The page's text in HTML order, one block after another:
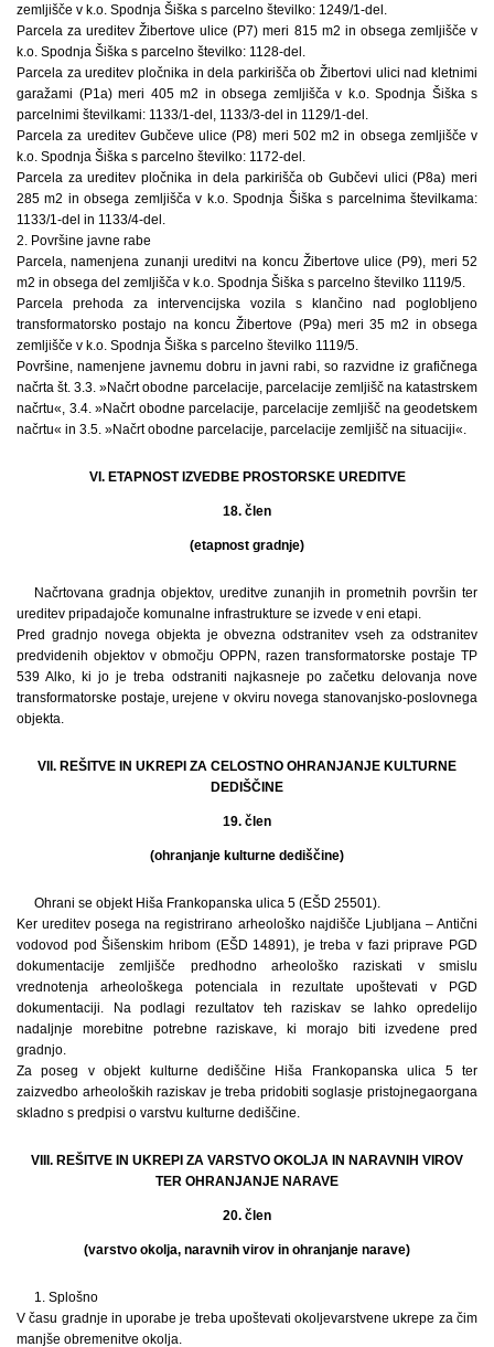
zemljišče v k.o. Spodnja Šiška s parcelno številko: 1249/1-del.
Parcela za ureditev Žibertove ulice (P7) meri 815 m2 in obsega zemljišče v
k.o. Spodnja Šiška s parcelno številko: 1128-del.
Parcela za ureditev pločnika in dela parkirišča ob Žibertovi ulici nad kletnimi
garažami (P1a) meri 405 m2 in obsega zemljišča v k.o. Spodnja Šiška s
parcelnimi številkami: 1133/1-del, 1133/3-del in 1129/1-del.
Parcela za ureditev Gubčeve ulice (P8) meri 502 m2 in obsega zemljišče v
k.o. Spodnja Šiška s parcelno številko: 1172-del.
Parcela za ureditev pločnika in dela parkirišča ob Gubčevi ulici (P8a) meri
285 m2 in obsega zemljišča v k.o. Spodnja Šiška s parcelnima številkama:
1133/1-del in 1133/4-del.
2. Površine javne rabe
Parcela, namenjena zunanji ureditvi na koncu Žibertove ulice (P9), meri 52
m2 in obsega del zemljišča v k.o. Spodnja Šiška s parcelno številko 1119/5.
Parcela prehoda za intervencijska vozila s klančino nad poglobljeno
transformatorsko postajo na koncu Žibertove (P9a) meri 35 m2 in obsega
zemljišče v k.o. Spodnja Šiška s parcelno številko 1119/5.
Površine, namenjene javnemu dobru in javni rabi, so razvidne iz grafičnega
načrta št. 3.3. »Načrt obodne parcelacije, parcelacije zemljišč na katastrskem
načrtu«, 3.4. »Načrt obodne parcelacije, parcelacije zemljišč na geodetskem
načrtu« in 3.5. »Načrt obodne parcelacije, parcelacije zemljišč na situaciji«.
VI. ETAPNOST IZVEDBE PROSTORSKE UREDITVE
18. člen
(etapnost gradnje)
Načrtovana gradnja objektov, ureditve zunanjih in prometnih površin ter
ureditev pripadajoče komunalne infrastrukture se izvede v eni etapi.
Pred gradnjo novega objekta je obvezna odstranitev vseh za odstranitev
predvidenih objektov v območju OPPN, razen transformatorske postaje TP
539 Alko, ki jo je treba odstraniti najkasneje po začetku delovanja nove
transformatorske postaje, urejene v okviru novega stanovanjsko-poslovnega
objekta.
VII. REŠITVE IN UKREPI ZA CELOSTNO OHRANJANJE KULTURNE
DEDIŠČINE
19. člen
(ohranjanje kulturne dediščine)
Ohrani se objekt Hiša Frankopanska ulica 5 (EŠD 25501).
Ker ureditev posega na registrirano arheološko najdišče Ljubljana – Antični
vodovod pod Šišenskim hribom (EŠD 14891), je treba v fazi priprave PGD
dokumentacije zemljišče predhodno arheološko raziskati v smislu
vrednotenja arheološkega potenciala in rezultate upoštevati v PGD
dokumentaciji. Na podlagi rezultatov teh raziskav se lahko opredelijo
nadaljnje morebitne potrebne raziskave, ki morajo biti izvedene pred
gradnjo.
Za poseg v objekt kulturne dediščine Hiša Frankopanska ulica 5 ter
zaizvedbo arheoloških raziskav je treba pridobiti soglasje pristojnegaorgana
skladno s predpisi o varstvu kulturne dediščine.
VIII. REŠITVE IN UKREPI ZA VARSTVO OKOLJA IN NARAVNIH VIROV
TER OHRANJANJE NARAVE
20. člen
(varstvo okolja, naravnih virov in ohranjanje narave)
1. Splošno
V času gradnje in uporabe je treba upoštevati okoljevarstvene ukrepe za čim
manjše obremenitve okolja.